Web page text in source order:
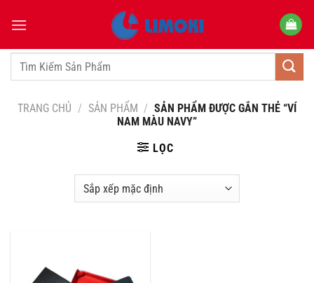
qua
dungTìm
TRANG CHỦ / SẢN PHẨM / SẢN PHẨM ĐƯỢC GẮN THẺ “VÍ
NAM MÀU NAVY”
LỌC